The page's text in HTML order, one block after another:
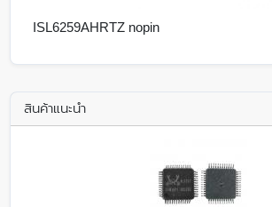
ISL6259AHRTZ nopin
สินค้าแนะนำ